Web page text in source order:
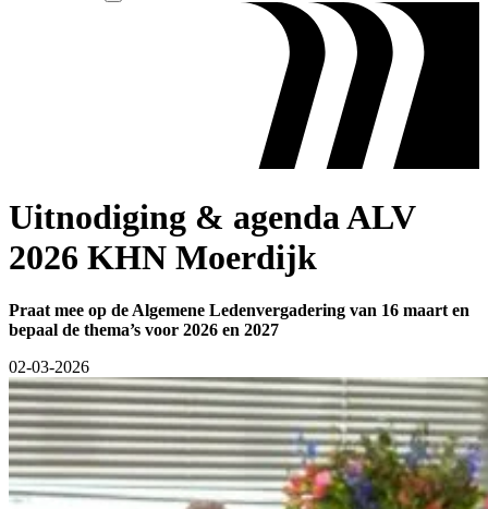
Uitnodiging & agenda ALV
2026 KHN Moerdijk
Praat mee op de Algemene Ledenvergadering van 16 maart en
bepaal de thema’s voor 2026 en 2027
02-03-2026